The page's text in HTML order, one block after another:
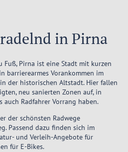
in Pirna
Fuß, Pirna ist eine Stadt mit kurzen
barrierearmes Vorankommen im
der historischen Altstadt. Hier fallen
neu sanierten Zonen auf, in
auch Radfahrer Vorrang haben.
der schönsten Radwege
Passend dazu finden sich im
und Verleih-Angebote für
für E-Bikes.